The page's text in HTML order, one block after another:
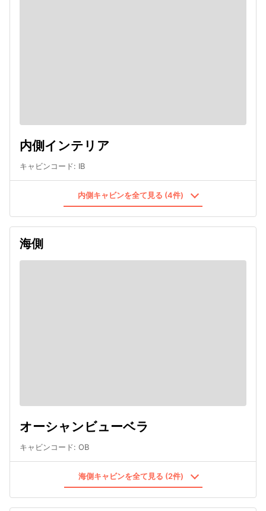
内側インテリア
キャビンコード: IB
内側キャビンを全て見る (4件)
海側
オーシャンビューベラ
キャビンコード: OB
海側キャビンを全て見る (2件)